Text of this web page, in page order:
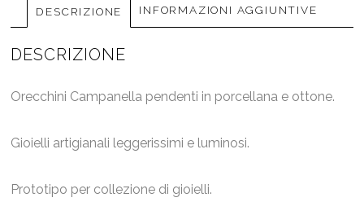
DESCRIZIONE INFORMAZIONI AGGIUNTIVE
DESCRIZIONE
Orecchini Campanella pendenti in porcellana e ottone.
Gioielli artigianali leggerissimi e luminosi.
Prototipo per collezione di gioielli.